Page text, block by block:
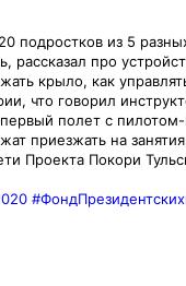
подростков из 5
рассказал про
крыло, как
что говорил
полет с
приезжать на
Проекта Покори